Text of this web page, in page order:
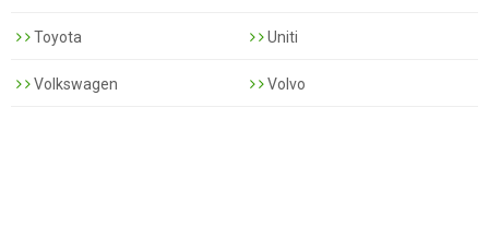
Toyota Uniti
Volkswagen Volvo